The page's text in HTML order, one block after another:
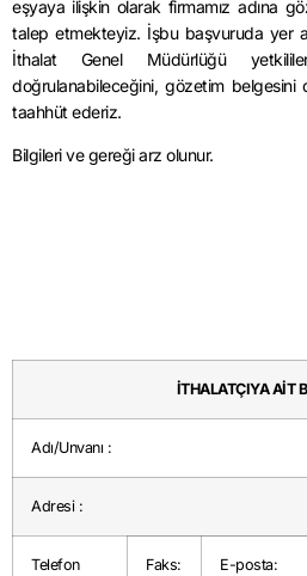
eşyaya ilişkin olarak firmamız adına
talep etmekteyiz. İşbu başvuruda yer
İthalat Genel Müdürlüğü
doğrulanabileceğini, gözetim
taahhüt ederiz.
Bilgileri ve gereği arz olunur.
İTHALATÇIYA AİT
Adı/Unvanı :
Adresi :
Telefon
Faks: E-posta: